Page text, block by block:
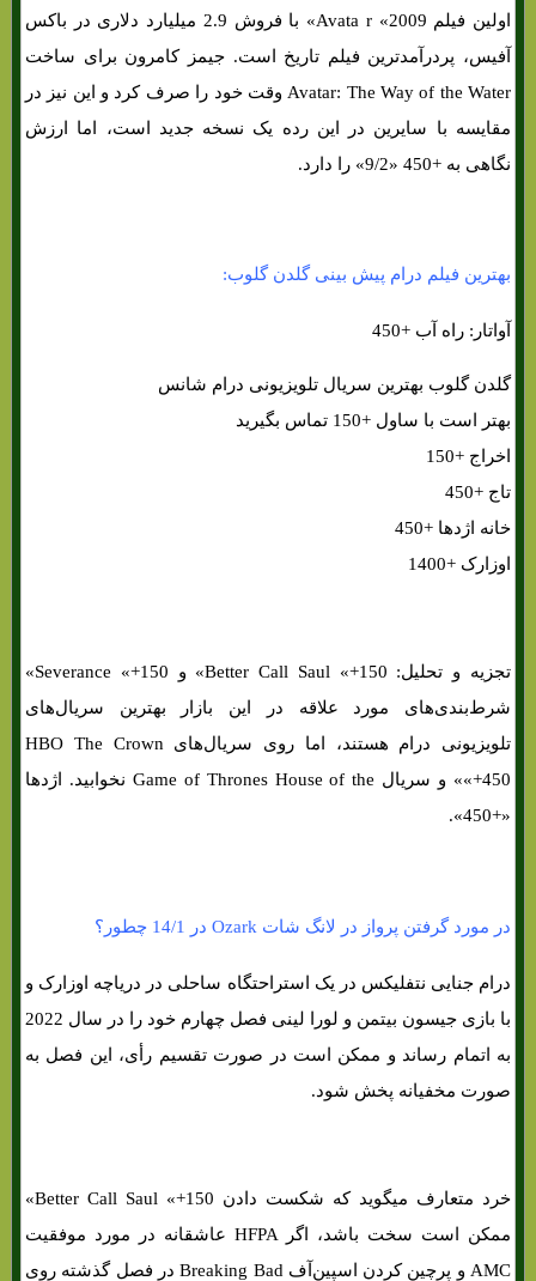
اولین فیلم Avata r «2009» با فروش 2.9 میلیارد دلاری در باکس
آفیس، پردرآمدترین فیلم تاریخ است. جیمز کامرون برای ساخت
Avatar: The Way of the Water وقت خود را صرف کرد و این نیز در
مقایسه با سایرین در این رده یک نسخه جدید است، اما ارزش
نگاهی به +450 «9/2» را دارد.
بهترین فیلم درام پیش بینی گلدن گلوب:
آواتار: راه آب +450
گلدن گلوب بهترین سریال تلویزیونی درام شانس
بهتر است با ساول +150 تماس بگیرید
اخراج +150
تاج +450
خانه اژدها +450
اوزارک +1400
تجزیه و تحلیل: Better Call Saul «+150» و Severance «+150»
شرط‌بندی‌های‌ مورد علاقه در این بازار بهترین سریال‌های‌
تلویزیونی درام هستند، اما روی سریال‌های‌ HBO The Crown
«+450» و سریال Game of Thrones House of the نخوابید. اژدها
«+450».
در مورد گرفتن پرواز در لانگ شات Ozark در 14/1 چطور؟
درام جنایی نتفلیکس در یک استراحتگاه ساحلی در دریاچه اوزارک و
با بازی جیسون بیتمن و لورا لینی فصل چهارم خود را در سال 2022
به اتمام رساند و ممکن است در صورت تقسیم رأی، این فصل به
صورت مخفیانه پخش شود.
خرد متعارف میگوید که شکست دادن Better Call Saul «+150»
ممکن است سخت باشد، اگر HFPA عاشقانه در مورد موفقیت
AMC و پرچین کردن اسپین‌آف Breaking Bad در فصل گذشته روی